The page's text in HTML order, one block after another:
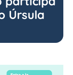
Úrsula